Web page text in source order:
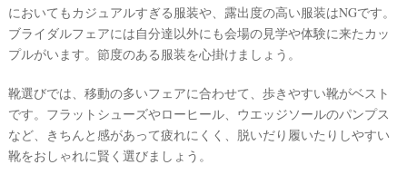
においてもカジュアルすぎる服装や、露出度の高い服装はNGです。
ブライダルフェアには自分達以外にも会場の見学や体験に来たカッ
プルがいます。節度のある服装を心掛けましょう。
靴選びでは、移動の多いフェアに合わせて、歩きやすい靴がベスト
です。 フラットシューズやローヒール、ウエッジソールのパンプス
など、きちんと感があって疲れにくく、脱いだり履いたりしやすい
靴をおしゃれに賢く選びましょう。